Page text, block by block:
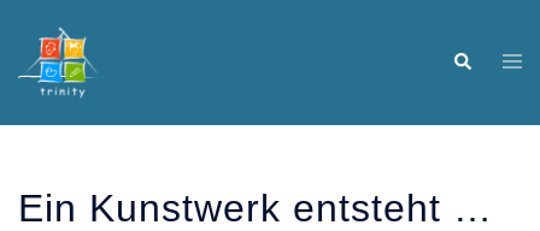
content
Search
Ein Kunstwerk entsteht …